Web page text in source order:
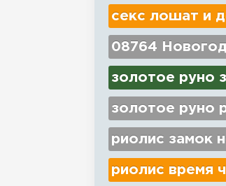
секс лошат и
08764
золотое руно
золотое руно
риолис замок
риолис время